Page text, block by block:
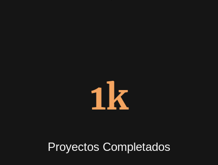
1k
Proyectos Completados